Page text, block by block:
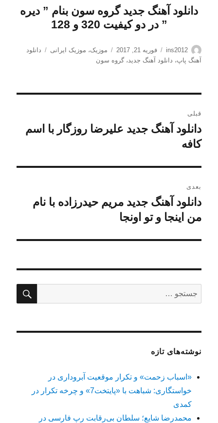
دانلود آهنگ جدید گروه سون بنام ” دیره
” در دو کیفیت 320 و 128
نویسنده
ins2012
ارسال
شده
فوریه 21, 2017 دسته‌ها
موزیک، موزیک ایرانی برچسب‌ها
دانلود
آهنگ پاپ، دانلود آهنگ جدید،گروه سون
نوشته
قبلی
نوشته
قبلی:
دانلود آهنگ جدید علیرضا روزگار با اسم
کافه
بعدی
نوشته
بعدی:
دانلود آهنگ جدید مریم حیدرزاده با نام
من اینجا و تو اونجا
برای:
نوشته‌های تازه
«اسباب زحمت» و تکرار موقعیت آبروداری در
خواستگاری: شباهت با «پایتخت7» و چرخه تکرار در
کمدی
محمدرضا شایع؛ سلطان بی‌رقابت رپ فارسی در